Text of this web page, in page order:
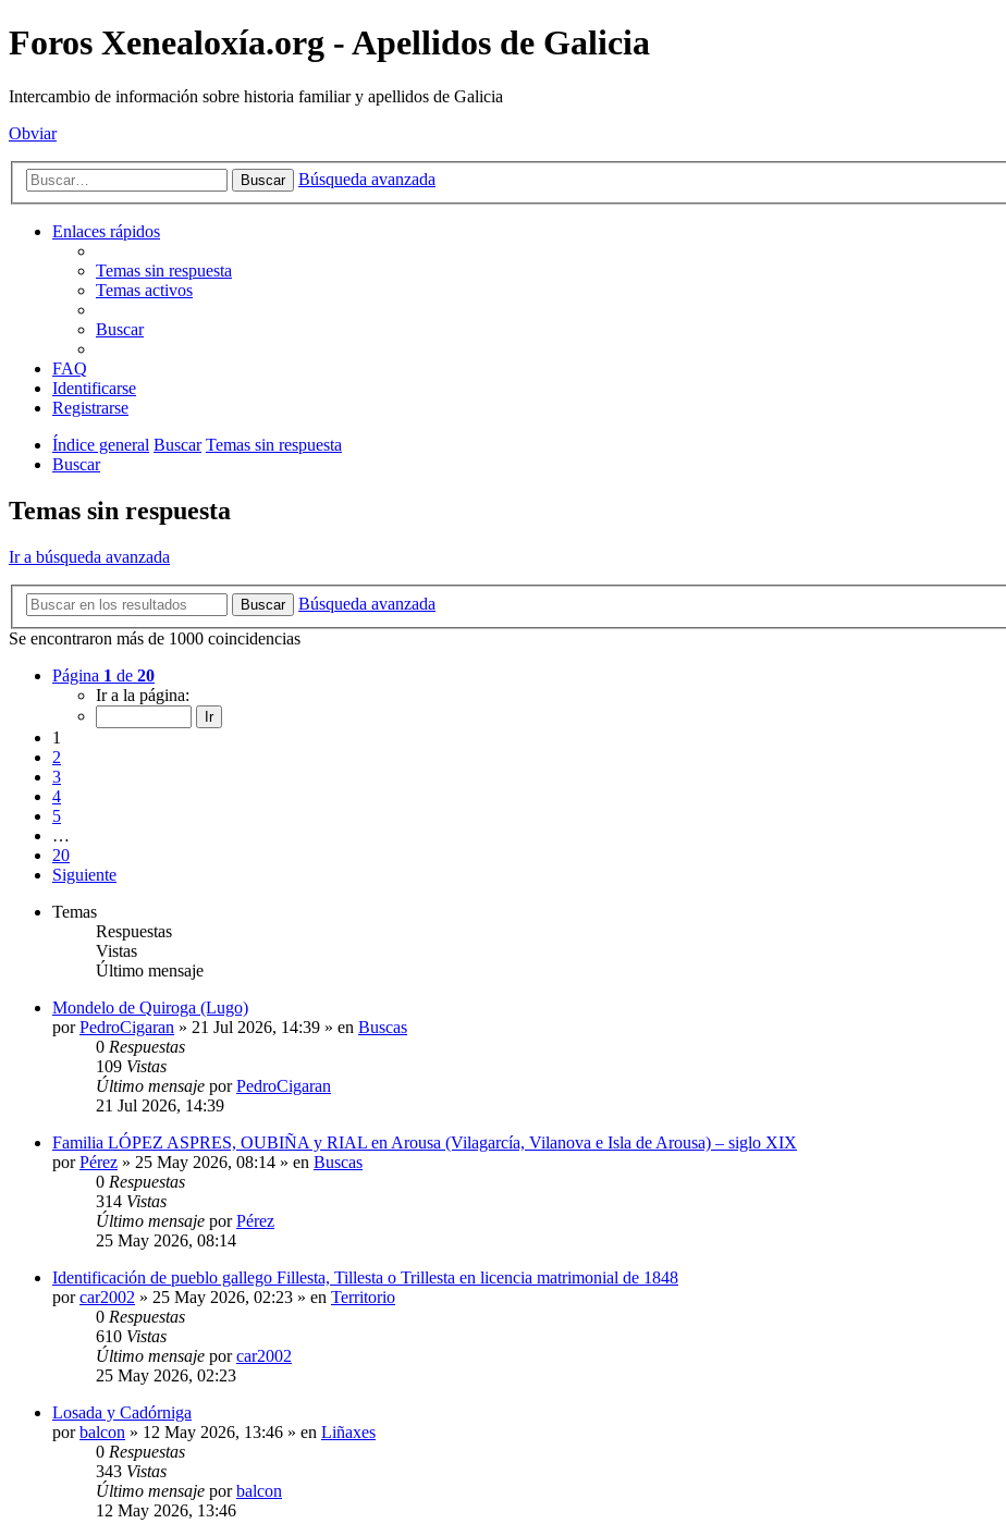
Foros Xenealoxía.org - Apellidos de Galicia
Intercambio de información sobre historia familiar y apellidos de Galicia
Obviar
Buscar Búsqueda avanzada
Enlaces rápidos
Temas sin respuesta
Temas activos
Buscar
FAQ
Identificarse
Registrarse
Índice general Buscar Temas sin respuesta
Buscar
Temas sin respuesta
Ir a búsqueda avanzada
Buscar
Búsqueda avanzada
Se encontraron más de 1000 coincidencias
Página 1 de 20
Ir a la página:
1
2
3
4
5
…
20
Siguiente
Temas
Respuestas
Vistas
Último mensaje
Mondelo de Quiroga (Lugo)
porPedroCigaran » 21 Jul 2026, 14:39 » en Buscas
0 Respuestas
109 Vistas
Último mensaje porPedroCigaran
21 Jul 2026, 14:39
Familia LÓPEZ ASPRES, OUBIÑA y RIAL en Arousa (Vilagarcía, Vilanova e Isla de Arousa) – siglo XIX
porPérez » 25 May 2026, 08:14 » en Buscas
0 Respuestas
314 Vistas
Último mensaje porPérez
25 May 2026, 08:14
Identificación de pueblo gallego Fillesta, Tillesta o Trillesta en licencia matrimonial de 1848
porcar2002 » 25 May 2026, 02:23 » en Territorio
0 Respuestas
610 Vistas
Último mensaje porcar2002
25 May 2026, 02:23
Losada y Cadórniga
porbalcon » 12 May 2026, 13:46 » en Liñaxes
0 Respuestas
343 Vistas
Último mensaje porbalcon
12 May 2026, 13:46